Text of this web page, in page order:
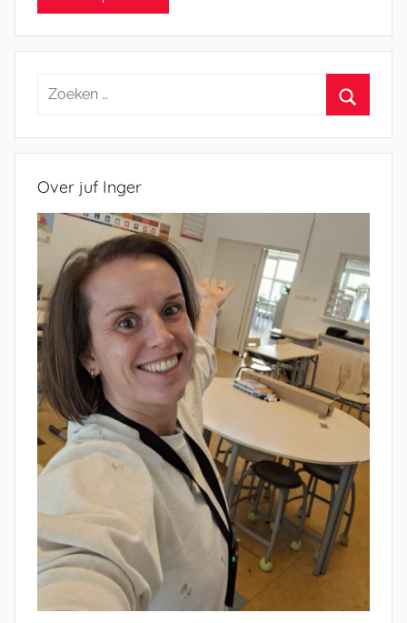
Zoeken
Over juf Inger